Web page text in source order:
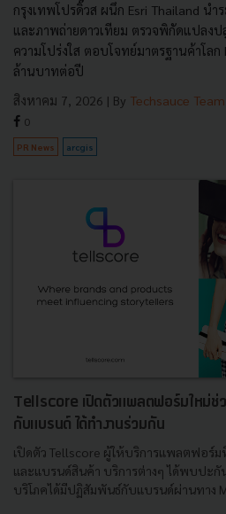
กรุงเทพโปรดิ๊วส ผนึก Esri Thailand น
และภาพถ่ายดาวเทียม ตรวจพิกัดแปลง
ความโปร่งใส ตอบโจทย์มาตรฐานค้าโล
ล้านบาทต่อปี
สิงหาคม 7, 2026 | By Techsauce Team
0
PR News arcgis
Tellscore เปิดตัวแพลตฟอร์มใหม่
กับแบรนด์ ได้ทำงานร่วมกัน
เปิดตัว Tellscore ผู้ให้บริการแพลตฟอร์
และแบรนด์สินค้า บริการต่างๆ ได้พบปะกั
บริโภคได้มีปฏิสัมพันธ์กับแบรนด์ผ่านทาง